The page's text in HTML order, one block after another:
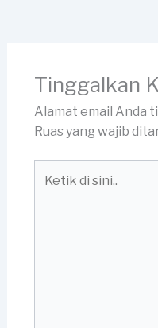
Tinggalkan
Alamat email Anda
Ruas yang wajib